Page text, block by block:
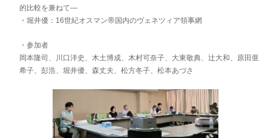
的比較を兼ねて―
・堀井優：16世紀オスマン帝国内のヴェネツィア領事網
・参加者
岡本隆司、川口洋史、木土博成、木村可奈子、大東敬典、辻大和、原田亜
希子、彭浩、堀井優、森丈夫、松方冬子、松本あづさ